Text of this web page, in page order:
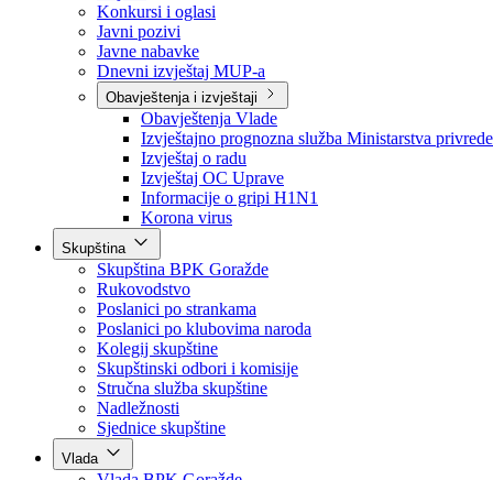
Sve vijesti
Izdvojeno
Najave
Konkursi i oglasi
Javni pozivi
Javne nabavke
Dnevni izvještaj MUP-a
Obavještenja i izvještaji
Obavještenja Vlade
Izvještajno prognozna služba Ministarstva privrede
Izvještaj o radu
Izvještaj OC Uprave
Informacije o gripi H1N1
Korona virus
Skupština
Skupština BPK Goražde
Rukovodstvo
Poslanici po strankama
Poslanici po klubovima naroda
Kolegij skupštine
Skupštinski odbori i komisije
Stručna služba skupštine
Nadležnosti